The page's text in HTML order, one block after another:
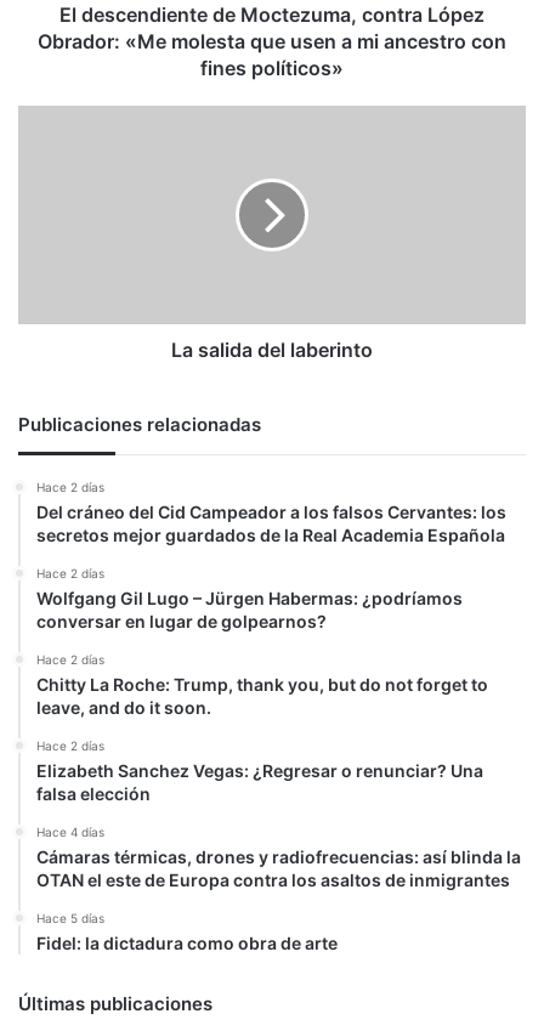
usen
ancestro
El descendiente de Moctezuma, contra López
Obrador: «Me molesta que usen a mi ancestro con
fines políticos»
La salida del laberinto
Publicaciones relacionadas
Hace 2 días
Del cráneo del Cid Campeador a los falsos Cervantes: los
secretos mejor guardados de la Real Academia Española
Hace 2 días
Wolfgang Gil Lugo – Jürgen Habermas: ¿podríamos
conversar en lugar de golpearnos?
Hace 2 días
Chitty La Roche: Trump, thank you, but do not forget to
leave, and do it soon.
Hace 2 días
Elizabeth Sanchez Vegas: ¿Regresar o renunciar? Una
falsa elección
Hace 4 días
Cámaras térmicas, drones y radiofrecuencias: así blinda la
OTAN el este de Europa contra los asaltos de inmigrantes
Hace 5 días
Fidel: la dictadura como obra de arte
Últimas publicaciones